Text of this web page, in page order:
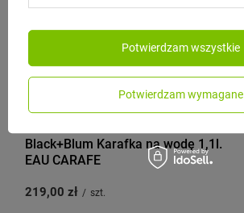
Black+Blum Karafka na wodę 1,1l.
EAU CARAFE
219,00 zł / szt.
Potwierdzam wymagane
Potwierdzam wszystkie